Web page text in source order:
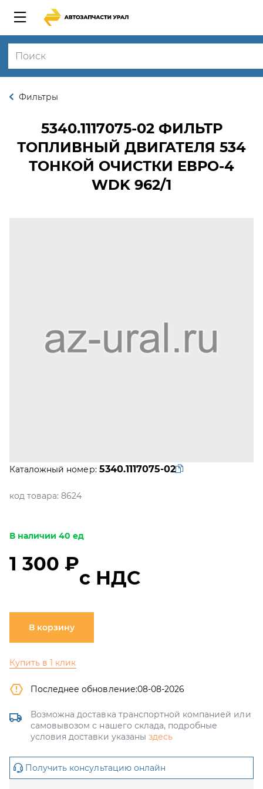
Фильтры
5340.1117075-02ФИЛЬТР
ТОПЛИВНЫЙ ДВИГАТЕЛЯ 534
ТОНКОЙ ОЧИСТКИ ЕВРО-4
WDK 962/1
Каталожный номер: 5340.1117075-02
код товара: 8624
В наличии 40 ед
1 300 ₽
с НДС
В корзину
Купить в 1 клик
Последнее обновление:08-08-2026
Возможна доставка транспортной компанией или
самовывозом с нашего склада, подробные
условия доставки указаны здесь
Получить консультацию онлайн